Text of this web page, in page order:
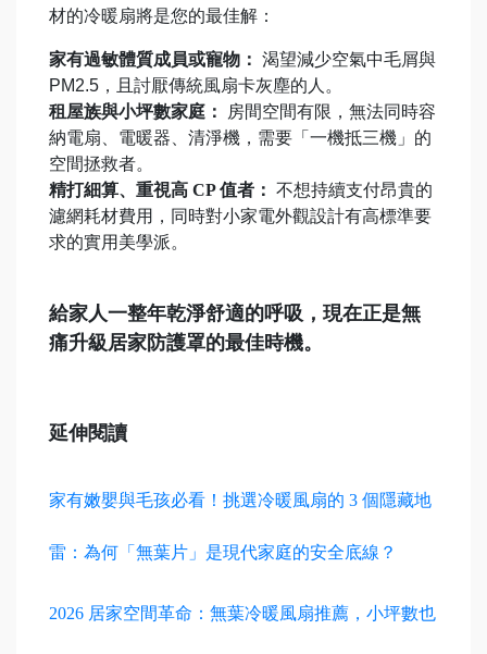
材的冷暖扇將是您的最佳解：
家有過敏體質成員或寵物： 渴望減少空氣中毛屑與
PM2.5，且討厭傳統風扇卡灰塵的人。
租屋族與小坪數家庭：
房間空間有限，無法同時容
納電扇、電暖器、清淨機，需要「一機抵三機」的
空間拯救者。
精打細算、重視高 CP 值者： 不想持續支付昂貴的
濾網耗材費用，同時對小家電外觀設計有高標準要
求的實用美學派。
給家人一整年乾淨舒適的呼吸，現在正是無
痛升級居家防護罩的最佳時機。
延伸閱讀
家有嫩嬰與毛孩必看！挑選冷暖風扇的 3 個隱藏地
雷：為何「無葉片」是現代家庭的安全底線？
2026 居家空間革命：無葉冷暖風扇推薦，小坪數也